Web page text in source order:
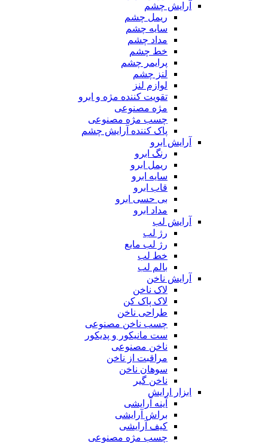
آرایش چشم
ریمل چشم
سایه چشم
مداد چشم
خط چشم
پرایمر چشم
لنز چشم
لوازم لنز
تقویت کننده مژه و ابرو
مژه مصنوعی
چسب مژه مصنوعی
پاک کننده آرایش چشم
آرایش ابرو
رنگ ابرو
ریمل ابرو
سایه ابرو
قاب ابرو
بی حسی ابرو
مداد ابرو
آرایش لب
رژ لب
رژ لب مایع
خط لب
بالم لب
آرایش ناخن
لاک ناخن
لاک پاک کن
طراحی ناخن
چسب ناخن مصنوعی
ست مانیکور و پدیکور
ناخن مصنوعی
مراقبت از ناخن
سوهان ناخن
ناخن گیر
ابزار ارایش
آینه آرایشی
براش آرایشی
کیف آرایشی
چسب مژه مصنوعی